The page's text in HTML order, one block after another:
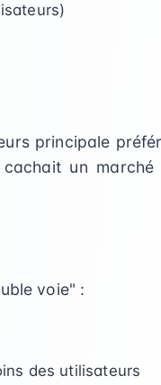
principale
un marché
voie" :
des utilisateurs